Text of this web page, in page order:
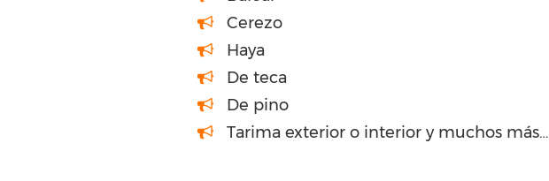
Cerezo
Haya
De teca
De pino
Tarima exterior o interior y muchos más…